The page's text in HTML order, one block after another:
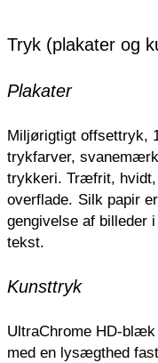
Tryk (plakater og
Plakater
Miljørigtigt offsettryk,
trykfarver,
trykkeri. Træfrit, hvidt,
overflade. Silk papir
gengivelse af billeder
tekst.
Kunsttryk
UltraChrome HD-
med en lysægthed